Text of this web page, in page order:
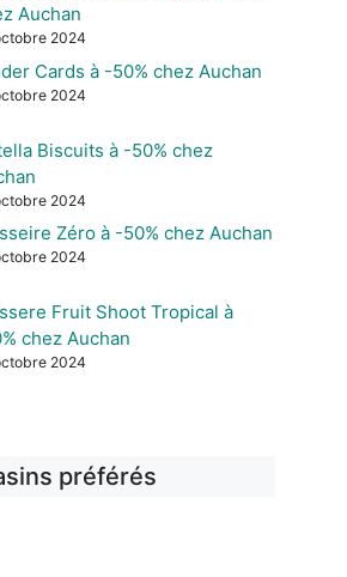
Auchan
2024
Cards à -50% chez Auchan
2024
Biscuits à -50% chez
2024
Zéro à -50% chez Auchan
2024
Fruit Shoot Tropical à
chez Auchan
2024
préférés